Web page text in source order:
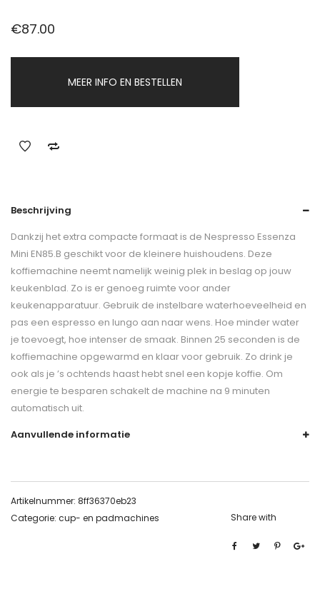
€87.00
MEER INFO EN BESTELLEN
Beschrijving
Dankzij het extra compacte formaat is de Nespresso Essenza
Mini EN85.B geschikt voor de kleinere huishoudens. Deze
koffiemachine neemt namelijk weinig plek in beslag op jouw
keukenblad. Zo is er genoeg ruimte voor ander
keukenapparatuur. Gebruik de instelbare waterhoeveelheid en
pas een espresso en lungo aan naar wens. Hoe minder water
je toevoegt, hoe intenser de smaak. Binnen 25 seconden is de
koffiemachine opgewarmd en klaar voor gebruik. Zo drink je
ook als je ’s ochtends haast hebt snel een kopje koffie. Om
energie te besparen schakelt de machine na 9 minuten
automatisch uit.
Aanvullende informatie
Artikelnummer: 8ff36370eb23
Categorie: cup- en padmachines Share with